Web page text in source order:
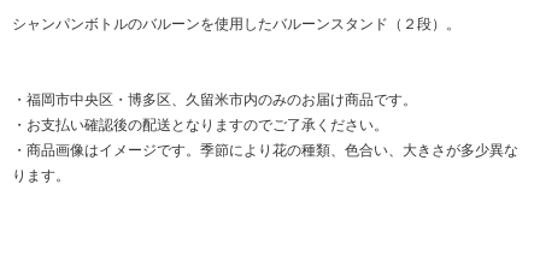
シャンパンボトルのバルーンを使用したバルーンスタンド（２段）。
・福岡市中央区・博多区、久留米市内のみのお届け商品です。
・お支払い確認後の配送となりますのでご了承ください。
・商品画像はイメージです。季節により花の種類、色合い、大きさが多少異な
ります。